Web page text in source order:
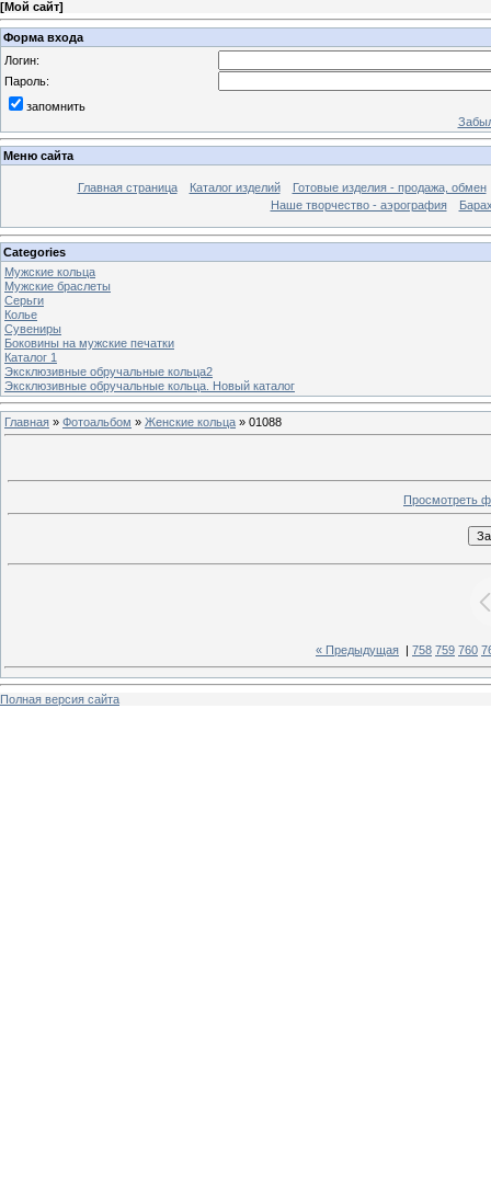
[Мой сайт]
Форма входа
Логин:
Пароль:
запомнить
Меню сайта
Главная страница Каталог изделий
Готовые изделия - продажа, обмен
Наше творчество - аэрография
Categories
Мужские кольца
Мужские браслеты
Серьги
Колье
Сувениры
Боковины на мужские печатки
Каталог 1
Эксклюзивные обручальные кольца2
Эксклюзивные обручальные кольца. Новый каталог
Главная » Фотоальбом » Женские кольца » 01088
Просмотреть
« Предыдущая 758 759 760
Полная версия сайта